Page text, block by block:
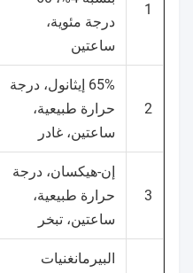
1
درجة مئوية،
ساعتين
2
65% إيثانول، درجة
حرارة طبيعية،
ساعتين، غادر
3
إن-هيكسان، درجة
حرارة طبيعية،
ساعتين، تبخر
البيرمانغنيات